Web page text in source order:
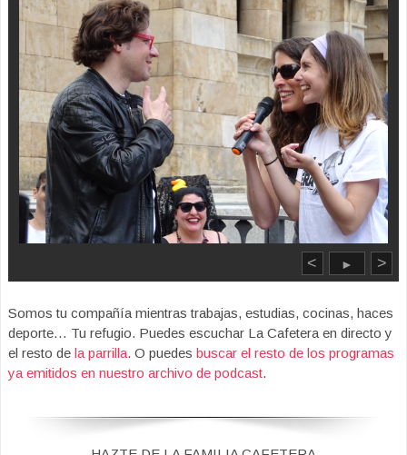
< ► >
Somos tu compañía mientras trabajas, estudias, cocinas, haces
deporte… Tu refugio. Puedes escuchar La Cafetera en directo y
el resto de la parrilla. O puedes buscar el resto de los programas
ya emitidos en nuestro archivo de podcast.